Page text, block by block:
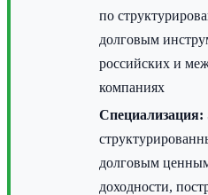
по
долговым
российских и
компаниях
Специализация:
долговым
доходности,